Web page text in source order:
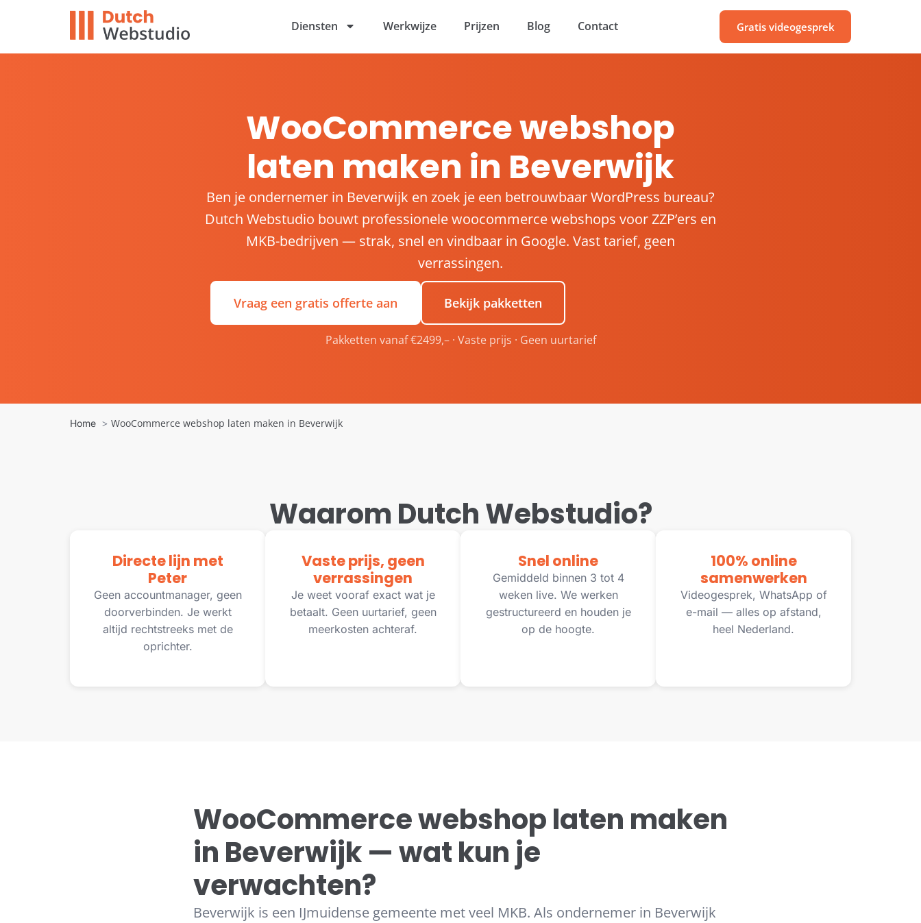
Diensten Werkwijze Prijzen Blog Contact Gratis videogesprek
WooCommerce webshop
laten maken in Beverwijk
Ben je ondernemer in Beverwijk en zoek je een betrouwbaar WordPress bureau?
Dutch Webstudio bouwt professionele woocommerce webshops voor ZZP’ers en
MKB-bedrijven — strak, snel en vindbaar in Google. Vast tarief, geen
verrassingen.
Vraag een gratis offerte aan Bekijk pakketten
Pakketten vanaf €2499,– · Vaste prijs · Geen uurtarief
Home WooCommerce webshop laten maken in Beverwijk
Waarom Dutch Webstudio?
Directe lijn met
Peter
Geen accountmanager, geen
doorverbinden. Je werkt
altijd rechtstreeks met de
oprichter.
Vaste prijs, geen
verrassingen
Je weet vooraf exact wat je
betaalt. Geen uurtarief, geen
meerkosten achteraf.
Snel online
Gemiddeld binnen 3 tot 4
weken live. We werken
gestructureerd en houden je
op de hoogte.
100% online
samenwerken
Videogesprek, WhatsApp of
e-mail — alles op afstand,
heel Nederland.
WooCommerce webshop laten maken
in Beverwijk — wat kun je
verwachten?
Beverwijk is een IJmuidense gemeente met veel MKB. Als ondernemer in Beverwijk